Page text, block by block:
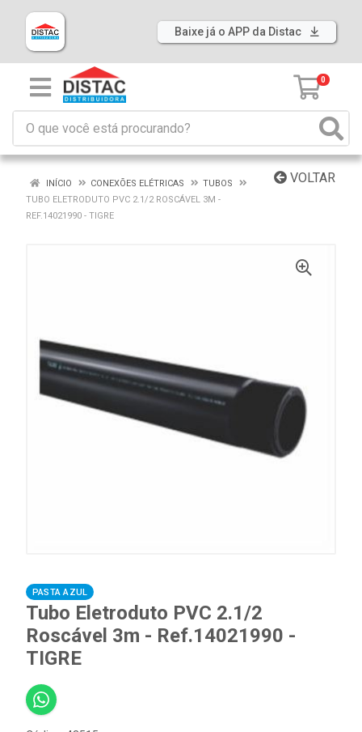
Baixe já o APP da Distac
0
VOLTAR
INÍCIO CONEXÕES ELÉTRICAS
TUBOS
TUBO ELETRODUTO PVC 2.1/2 ROSCÁVEL 3M -
REF.14021990 - TIGRE
PASTA AZUL
Tubo Eletroduto PVC 2.1/2
Roscável 3m - Ref.14021990 -
TIGRE